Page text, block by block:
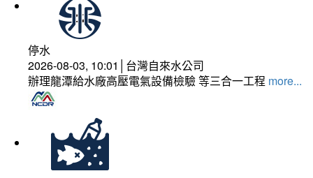
停水
2026-08-03, 10:01│台灣自來水公司
辦理龍潭給水廠高壓電氣設備檢驗 等三合一工程 more...